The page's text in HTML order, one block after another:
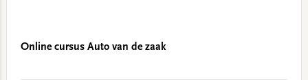
Online cursus Auto van de zaak